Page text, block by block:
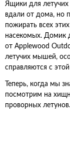
Ящики для
вдали от дома, но
пожирать всех
насекомых. Домик
от Applewood
летучих мышей,
справляются с
Теперь, когда мы
посмотрим на
проворных летунов.